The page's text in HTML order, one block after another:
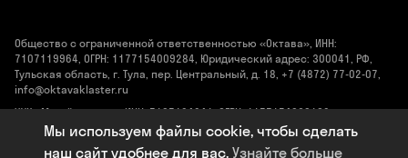
Общество с ограниченной ответственностью «Октава», ИНН:
7107119964, ОГРН: 1177154009284, Юридический адрес: 300041, РФ,
Тульская область, г. Тула, пер. Центральный, д. 18, +7 (4872) 77-02-07,
info@oktavaklaster.ru
ЧУК «Музей станка», ИНН: 7107124241, ОГРН: 1177154030162,
Юридический адрес: 300041, Тульская область, г. Тула, пер.
Центральный, д. 18, +7 (991) 414-00-98, info@oktavaklaster.ru
Мы используем файлы cookie, чтобы сделать
наш сайт удобнее для вас. Узнайте больше